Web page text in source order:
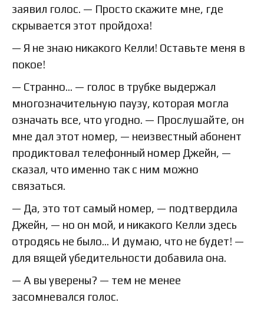
заявил голос. — Просто скажите мне, где
скрывается этот пройдоха!
— Я не знаю никакого Келли! Оставьте меня в
покое!
— Странно… — голос в трубке выдержал
многозначительную паузу, которая могла
означать все, что угодно. — Прослушайте, он
мне дал этот номер, — неизвестный абонент
продиктовал телефонный номер Джейн, —
сказал, что именно так с ним можно
связаться.
— Да, это тот самый номер, — подтвердила
Джейн, — но он мой, и никакого Келли здесь
отродясь не было… И думаю, что не будет! —
для вящей убедительности добавила она.
— А вы уверены? — тем не менее
засомневался голос.